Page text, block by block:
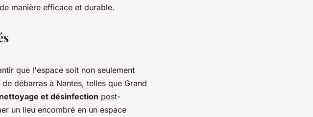
manière efficace et durable.
que l'espace soit non seulement
débarras à Nantes, telles que Grand
nettoyage et désinfection post-
un lieu encombré en un espace